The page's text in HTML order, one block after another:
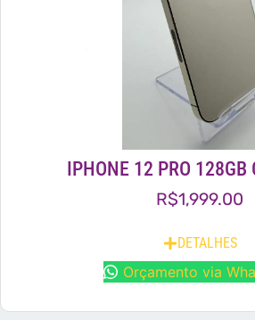
IPHONE 12 PRO 128GB
R$1,999.00
DETALHES
Orçamento via